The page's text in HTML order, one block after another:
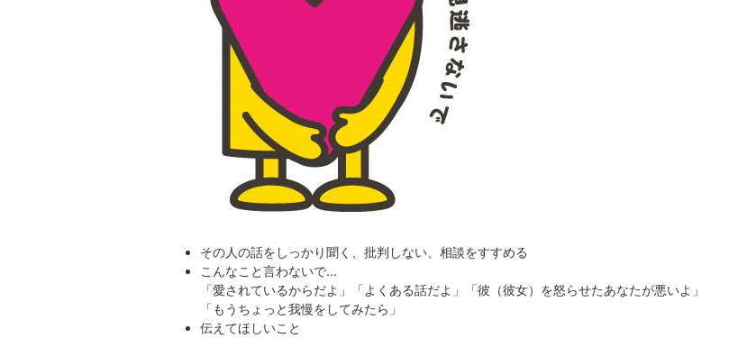
その人の話をしっかり聞く、批判しない、相談をすすめる
こんなこと言わないで…
「愛されているからだよ」「よくある話だよ」「彼（彼女）を怒らせたあなたが悪いよ」
「もうちょっと我慢をしてみたら」
伝えてほしいこと